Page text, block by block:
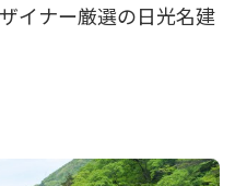
イナー厳選の日光名建